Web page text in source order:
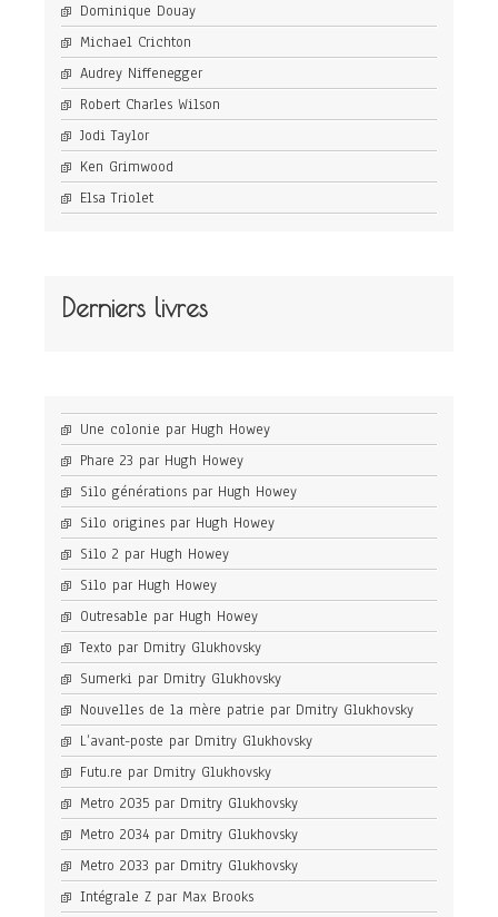
Dominique Douay
Michael Crichton
Audrey Niffenegger
Robert Charles Wilson
Jodi Taylor
Ken Grimwood
Elsa Triolet
Derniers livres
Une colonie par Hugh Howey
Phare 23 par Hugh Howey
Silo générations par Hugh Howey
Silo origines par Hugh Howey
Silo 2 par Hugh Howey
Silo par Hugh Howey
Outresable par Hugh Howey
Texto par Dmitry Glukhovsky
Sumerki par Dmitry Glukhovsky
Nouvelles de la mère patrie par Dmitry Glukhovsky
L’avant-poste par Dmitry Glukhovsky
Futu.re par Dmitry Glukhovsky
Metro 2035 par Dmitry Glukhovsky
Metro 2034 par Dmitry Glukhovsky
Metro 2033 par Dmitry Glukhovsky
Intégrale Z par Max Brooks